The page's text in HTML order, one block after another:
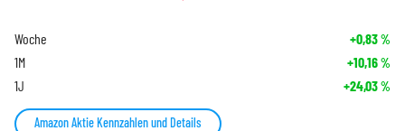
Woche +0,83%
1M +10,16%
1J +24,03%
Amazon Aktie Kennzahlen und Details